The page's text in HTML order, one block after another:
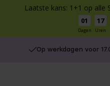
Laatste kans: 1+1 op alle
01
Dagen
17
Uren
Op werkdagen voor